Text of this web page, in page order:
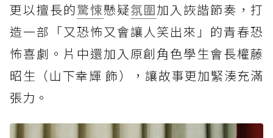
更以擅長的驚悚懸疑氛圍加入詼諧節奏，打
造一部「又恐怖又會讓人笑出來」的青春恐
怖喜劇。片中還加入原創角色學生會長權藤
昭生（山下幸輝 飾），讓故事更加緊湊充滿
張力。